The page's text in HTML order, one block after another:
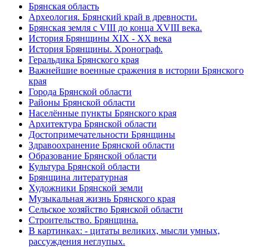
Брянская область
Археология. Брянский край в древности.
Брянская земля с VIII до конца XVIII века.
История Брянщины XIX - XX века
История Брянщины. Хронограф.
Геральдика Брянского края
Важнейшие военные сражения в истории Брянского
края
Города Брянской области
Районы Брянской области
Населённые пункты Брянского края
Архитектура Брянской области
Достопримечательности Брянщины
Здравоохранение Брянской области
Образование Брянской области
Культура Брянской области
Брянщина литературная
Художники Брянской земли
Музыкальная жизнь Брянского края
Сельское хозяйство Брянской области
Строительство. Брянщина.
В картинках: - цитаты великих, мысли умных,
рассуждения неглупых.